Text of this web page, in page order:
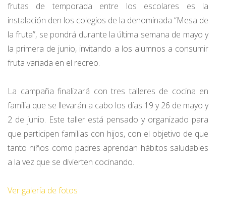
frutas de temporada entre los escolares es la
instalación den los colegios de la denominada “Mesa de
la fruta”, se pondrá durante la última semana de mayo y
la primera de junio, invitando a los alumnos a consumir
fruta variada en el recreo.
La campaña finalizará con tres talleres de cocina en
familia que se llevarán a cabo los días 19 y 26 de mayo y
2 de junio. Este taller está pensado y organizado para
que participen familias con hijos, con el objetivo de que
tanto niños como padres aprendan hábitos saludables
a la vez que se divierten cocinando.
Ver galería de fotos